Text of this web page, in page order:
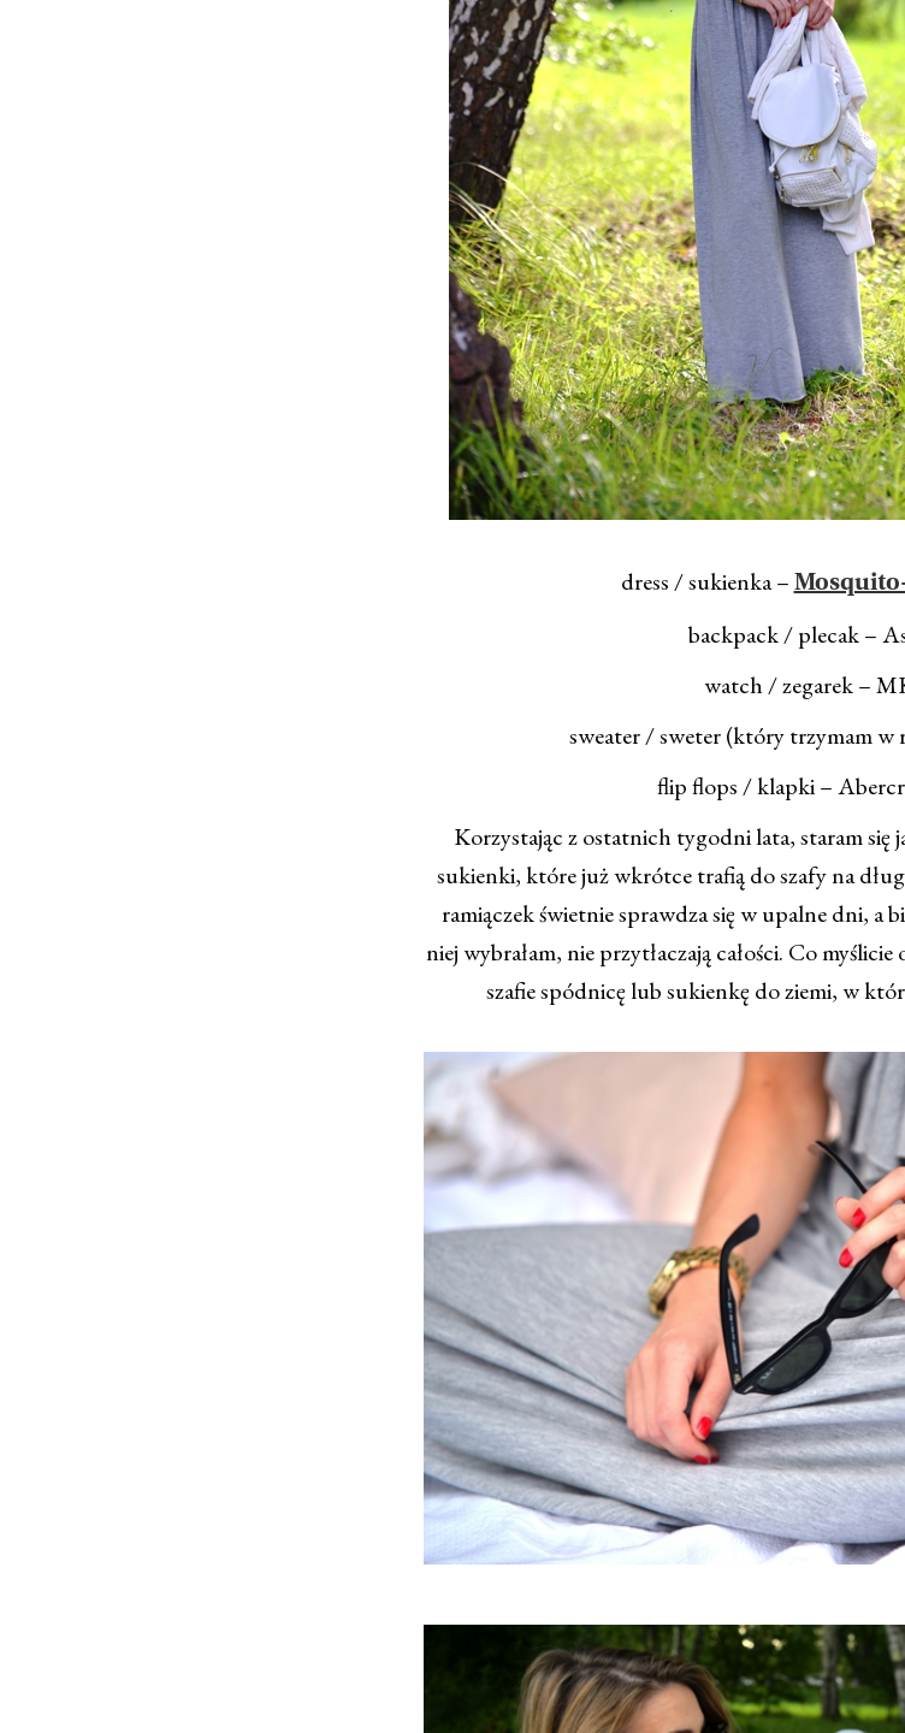
dress / sukienka –
backpack / plecak –
watch / zegarek –
sweater / sweter (który trzymam w
flip flops / klapki –
Korzystając z ostatnich tygodni lata, staram się
sukienki, które już wkrótce trafią do szafy na
ramiączek świetnie sprawdza się w upalne dni, a
niej wybrałam, nie przytłaczają całości. Co
szafie spódnicę lub sukienkę do ziemi, w